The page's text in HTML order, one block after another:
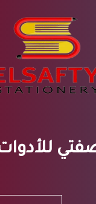
للأدوات